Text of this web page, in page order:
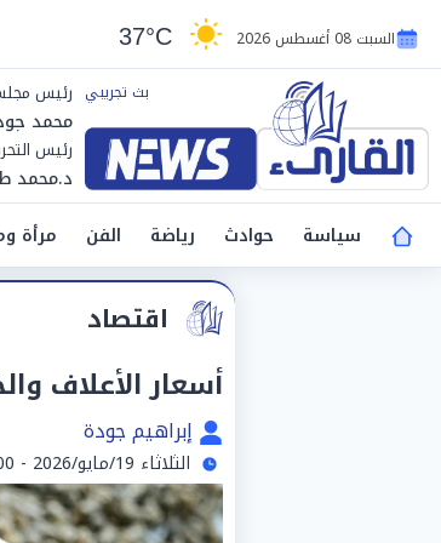
السبت 08 أغسطس 2026 37°C
رئيس
محمد
رئيس
د.محمد
سياسة
حوادث رياضة الفن مرأة
اقتصاد
أسعار الأعلاف
إبراهيم جودة
الثلاثاء 19/مايو/2026 - 10:00 ص